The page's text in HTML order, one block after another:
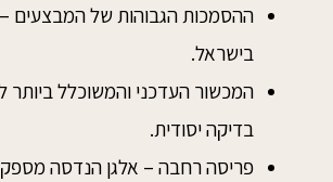
ההסמכות הגבוהות של המבצעים
בישראל.
המכשור העדכני והמשוכלל ביותר
בדיקה יסודית.
פריסה רחבה – אלגן הנדסה מספק